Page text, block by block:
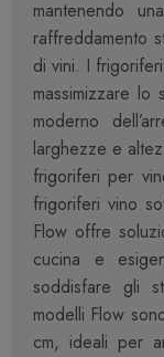
mantenendo
raffreddamento
di vini. I
massimizzare
moderno
larghezze e
frigoriferi per
frigoriferi vino
Flow offre
cucina e
soddisfare gli
modelli Flow
cm, ideali per